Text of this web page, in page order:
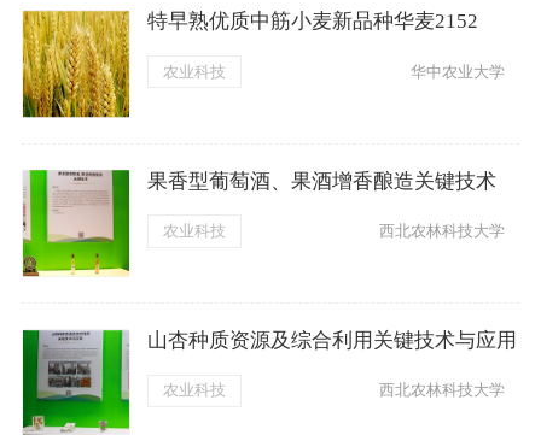
特早熟优质中筋小麦新品种华麦2152
农业科技 华中农业大学
果香型葡萄酒、果酒增香酿造关键技术
农业科技 西北农林科技大学
山杏种质资源及综合利用关键技术与应用
农业科技 西北农林科技大学